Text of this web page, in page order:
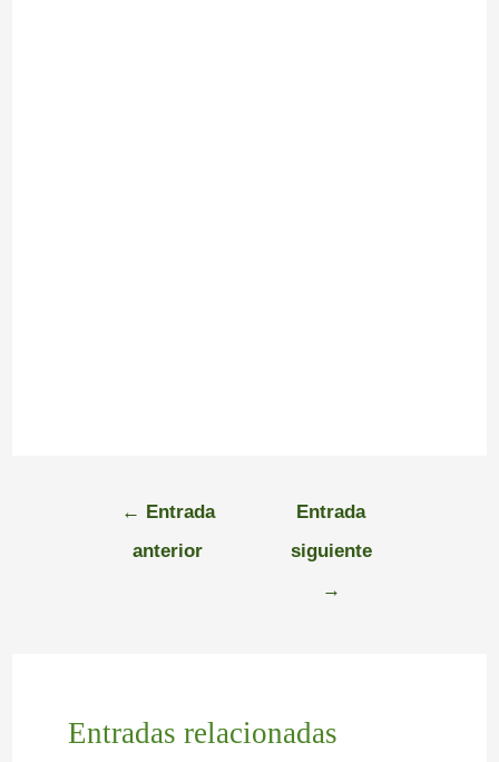
← Entrada
anterior
Entrada
siguiente
→
Entradas relacionadas